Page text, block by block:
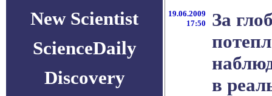
New Scientist
ScienceDaily
Discovery
19.06.2009
17:50
За
в